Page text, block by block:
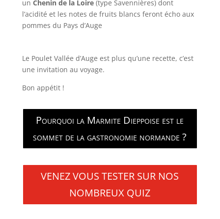
un Chenin de la Loire(type Savennières) dont
l’acidité et les notes de fruits blancs feront écho aux
pommes du Pays d’Auge
Le Poulet Vallée d’Auge est plus qu’une recette, c’est
une invitation au voyage.
Bon appétit !
Pourquoi la Marmite Dieppoise est le
sommet de la gastronomie normande ?
VENEZ VOUS TESTER SUR NOS
NOMBREUX QUIZ